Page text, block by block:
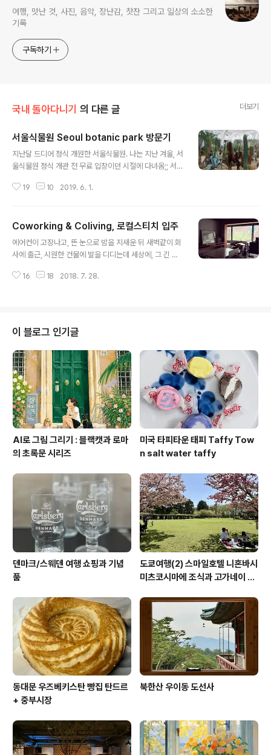
여행, 맛난 것, 사진, 음악, 장난감, 찻잔 그리고 일상의 소소한
기록
구독하기
국내 돌아다니기 의 다른 글 더보기
서울식물원 Seoul botanic park 방문기
지난달 드디어 정식 개원한 서울식물원. 나는 지난 겨울, 서
울식물원 정식 개관 전 무료 입장이던 시절에 다녀옴;; 서울
장료는 5천원이라고 한다.자세한 정보는 서울식물원 홈페
의 온도와 습도가 기다리고 있었다. 겨울이라 롱패딩 차림
으로 열대 식물원에 들어갔더니 너무 덥고... 간만에 들고
나간 카메라 역시 높은 온습도 탓에 정신을 못차린다. 일부
ㅋ 근데 나름 분위기는 있어서 다행;; 위의 꽃 사진은 분위
19 10 2019. 6. 1.
Coworking & Coliving, 로컬스티치 입주
에어컨이 고장나고, 뜬 눈으로 밤을 지새운 뒤 새벽같이 회
사에 출근, 시원한 건물에 발을 디디는데 세상에, 그 긴 세
원하니 회사가 너무 좋게 느껴져요. 미친 걸까요?" "응 너
제 좀 진정된 상태인데, 또다시 건강이 악화될까 과민해진
상태이고, 에어컨 없다고 왜 잠을 잘 못자냐, 우린 어차피
안켜고 자는데...라는 분들도 있는데 여러 주변 환경적 변화
때문에 우리집, 내 방 자체가 예년보다 훨씬 더워졌고 밤엔
바깥보다 오히려 내부가 훨씬 덥다. 물론 내가 예민해서
조..
16 18 2018. 7. 28.
이 블로그 인기글
AI로 그림 그리기 : 블랙캣과 로마
의 초록문 시리즈
미국 타피타운 태피 Taffy Tow
n salt water taffy
덴마크/스웨덴 여행 쇼핑과 기념
품
도쿄여행(2) 스마일호텔 니혼바시
미츠코시마에 조식과 고가네이 공
동대문 우즈베키스탄 빵집 탄드르
+ 중부시장
북한산 우이동 도선사